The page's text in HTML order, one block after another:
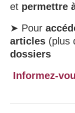
et permettre
➤ Pour
articles (plus
dossiers
Informez-